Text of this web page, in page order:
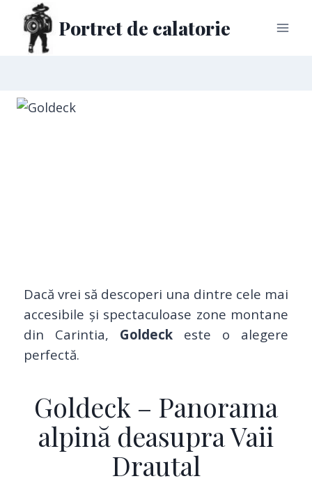
Portret de calatorie
Dacă vrei să descoperi una dintre cele mai
accesibile și spectaculoase zone montane
din Carintia, Goldeck este o alegere
perfectă.
Goldeck – Panorama
alpină deasupra Vaii
Drautal